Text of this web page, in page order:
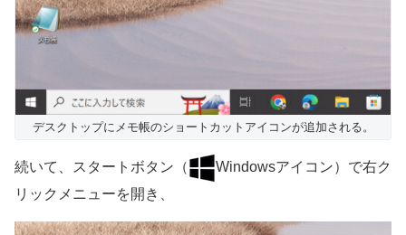
デスクトップにメモ帳のショートカットアイコンが追加される。
続いて、スタートボタン（
Windowsアイコン）で右ク
リックメニューを開き、